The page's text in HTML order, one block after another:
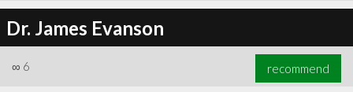
Dr. James Evanson
∞ 6 recommend